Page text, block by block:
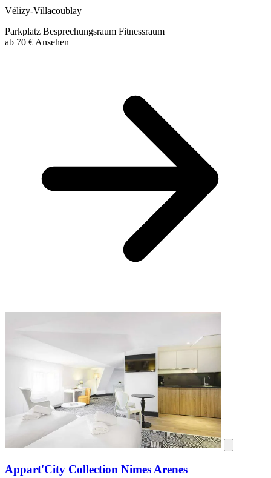
Vélizy-Villacoublay
Parkplatz Besprechungsraum Fitnessraum
ab 70 € Ansehen
Appart'City Collection Nimes Arenes